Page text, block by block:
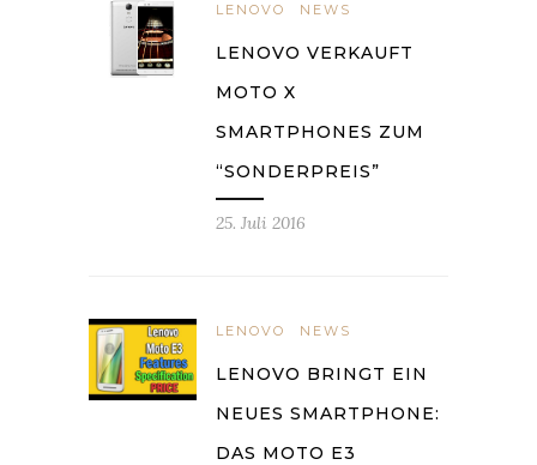
LENOVO NEWS
LENOVO VERKAUFT
MOTO X
SMARTPHONES ZUM
“SONDERPREIS”
25. Juli 2016
LENOVO NEWS
LENOVO BRINGT EIN
NEUES SMARTPHONE:
DAS MOTO E3